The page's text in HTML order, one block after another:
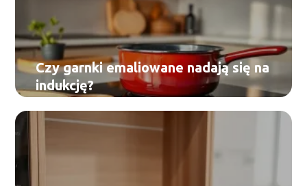
Czy garnki emaliowane nadają się na
indukcję?